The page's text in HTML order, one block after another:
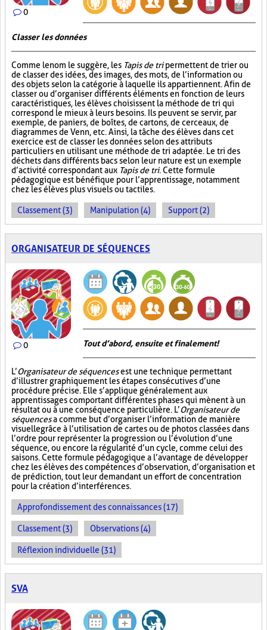
0
Classer les données
Comme le nom le suggère, les Tapis de tripermettent de trier ou
de classer des idées, des images, des mots, de l’information ou
des objets selon la catégorie à laquelle ils appartiennent. Afin de
classer ou d’organiser différents éléments en fonction de leurs
caractéristiques, les élèves choisissent la méthode de tri qui
correspond le mieux à leurs besoins. Ils peuvent se servir, par
exemple, de paniers, de boîtes, de cartons, de cerceaux, de
diagrammes de Venn, etc. Ainsi, la tâche des élèves dans cet
exercice est de classer les données selon des attributs
particuliers en utilisant une méthode de tri adaptée. Le tri des
déchets dans différents bacs selon leur nature est un exemple
d’activité correspondant aux Tapis de tri. Cette formule
pédagogique est bénéfique pour l’apprentissage, notamment
chez les élèves plus visuels ou tactiles.
Classement (3) Manipulation (4) Support (2)
ORGANISATEUR DE SÉQUENCES
0 Tout d’abord, ensuite et finalement!
L’Organisateur de séquencesest une technique permettant
d’illustrer graphiquement les étapes consécutives d’une
procédure précise. Elle s’applique généralement aux
apprentissages comportant différentes phases qui mènent à un
résultat ou à une conséquence particulière. L’Organisateur de
séquencesa comme but d’organiser l’information de manière
visuellegrâce à l’utilisation de cartes ou de photos classées dans
l’ordre pour représenter la progression ou l’évolution d’une
séquence, ou encore la régularité d’un cycle, comme celui des
saisons. Cette formule pédagogique a l’avantage de développer
chez les élèves des compétences d’observation, d’organisation et
de prédiction, tout leur demandant un effort de concentration
pour la création d’interférences.
Approfondissement des connaissances (17)
Classement (3) Observations (4)
Réflexion individuelle (31)
SVA